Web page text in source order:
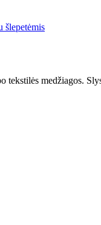
tekstilės medžiagos.